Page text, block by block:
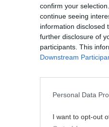
confirm your
continue seeing
information disclosed
further disclosure of
participants. This
Downstream
Personal Data
I want to opt-out
πολίτες τρίτων
δράση στο
ρυθμίσεις
ΒΟΑΚ – Σε ποιο τμήμα